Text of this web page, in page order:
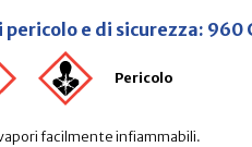
e di sicurezza: 960
Pericolo
facilmente infiammabili.